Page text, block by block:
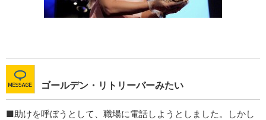
ゴールデン・リトリーバーみたい
■助けを呼ぼうとして、職場に電話しようとしました。しかし